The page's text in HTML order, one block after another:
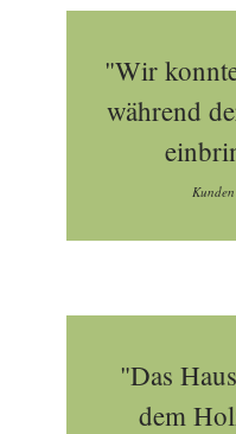
"Wir
während
"Das
dem